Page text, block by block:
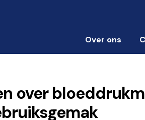
Over ons
over